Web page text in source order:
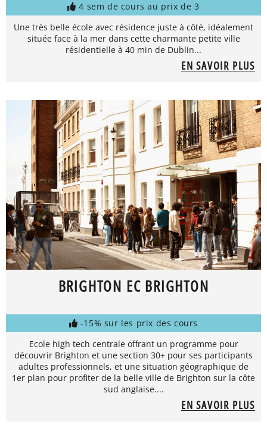
4 sem de cours au prix de 3
Une très belle école avec résidence juste à côté, idéalement
située face à la mer dans cette charmante petite ville
résidentielle à 40 min de Dublin...
EN SAVOIR PLUS
BRIGHTON EC BRIGHTON
-15% sur les prix des cours
Ecole high tech centrale offrant un programme pour
découvrir Brighton et une section 30+ pour ses participants
adultes professionnels, et une situation géographique de
1er plan pour profiter de la belle ville de Brighton sur la côte
sud anglaise....
EN SAVOIR PLUS